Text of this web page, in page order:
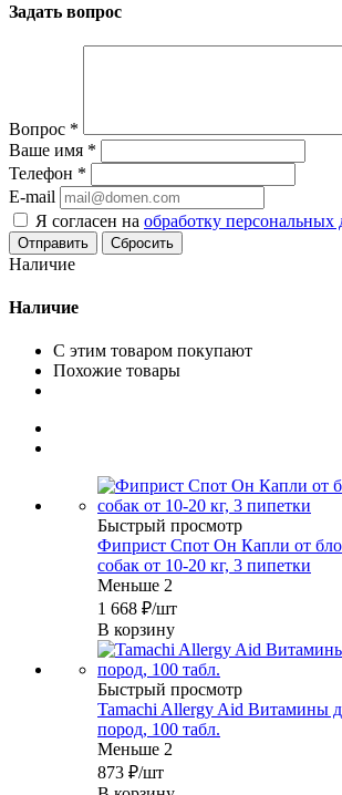
Задать вопрос
Вопрос *
Ваше имя *
Телефон *
E-mail
Я согласен на обработку персональных
Сбросить
Наличие
Наличие
С этим товаром покупают
Похожие товары
Быстрый просмотр
Фиприст Спот Он Капли от
собак от 10-20 кг, 3 пипетки
Меньше 2
1 668 ₽/шт
В корзину
Быстрый просмотр
Tamachi Allergy Aid Витамины
пород, 100 табл.
Меньше 2
873 ₽/шт